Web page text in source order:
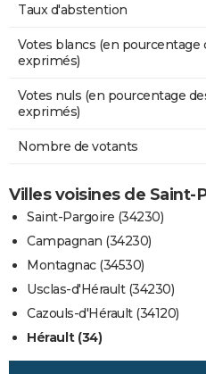
Taux d'abstention
Votes blancs (en pourcentage
exprimés)
Votes nuls (en pourcentage
exprimés)
Nombre de votants
Villes voisines de Saint-
Saint-Pargoire (34230)
Campagnan (34230)
Montagnac (34530)
Usclas-d'Hérault (34230)
Cazouls-d'Hérault (34120)
Hérault (34)